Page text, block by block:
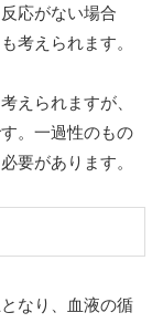
応がない場合
考えられます。
えられますが、
。一過性のもの
要があります。
なり、血液の循